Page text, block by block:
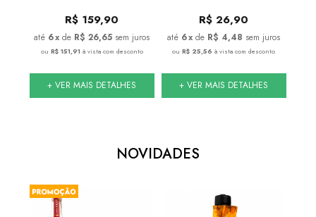
R$ 159,90
6x de R$ 26,65 sem juros
ou R$ 151,91 à vista com desconto
+ VER MAIS DETALHES
R$ 26,90
6x de R$ 4,48 sem juros
ouR$ 25,56 à vista com desconto
+ VER MAIS DETALHES
NOVIDADES